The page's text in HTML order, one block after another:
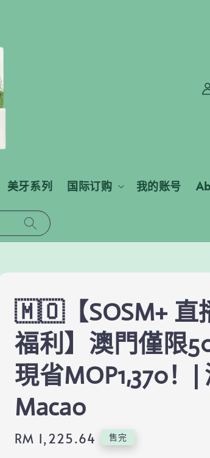
美牙系列 国际订购 我的账号
🇲🇴【SOSM+ 直
福利】澳門僅限
現省MOP1,370！|
Macao
Regular
RM 1,225.64 售完